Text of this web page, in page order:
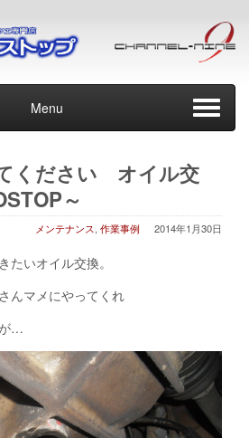
Menu
ください オイル交
～
2014年1月30日
メンテナンス, 作業事例
たいオイル交換。
んマメにやってくれ
…